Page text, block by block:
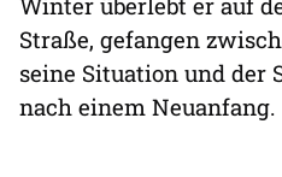
Straße, gefangen
seine Situation und der
nach einem Neuanfang.